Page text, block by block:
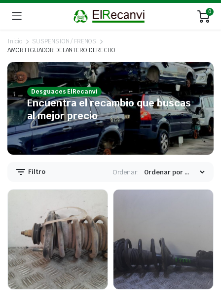
0
Inicio
SUSPENSION / FRENOS
AMORTIGUADOR DELANTERO DERECHO
Desguaces ElRecanvi
Encuentra el recambio que buscas
al mejor precio
Filtro Ordenar: